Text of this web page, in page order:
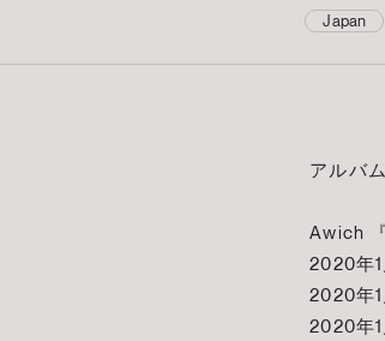
Japan
アルバ
Awich
2020年
2020年
2020年